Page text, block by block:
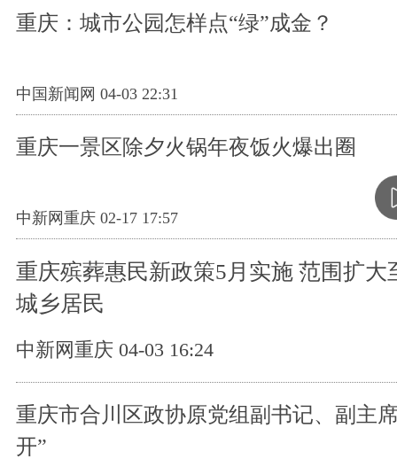
重庆：城市公园怎样点“绿”成金？
中国新闻网 04-03 22:31
重庆一景区除夕火锅年夜饭火爆出圈
中新网重庆 02-17 17:57
重庆殡葬惠民新政策5月实施 范围扩大
城乡居民
中新网重庆 04-03 16:24
重庆市合川区政协原党组副书记、副主
开”